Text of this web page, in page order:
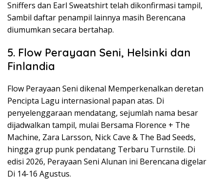
Sniffers dan Earl Sweatshirt telah dikonfirmasi tampil,
Sambil daftar penampil lainnya masih Berencana
diumumkan secara bertahap.
5. Flow Perayaan Seni, Helsinki dan
Finlandia
Flow Perayaan Seni dikenal Memperkenalkan deretan
Pencipta Lagu internasional papan atas. Di
penyelenggaraan mendatang, sejumlah nama besar
dijadwalkan tampil, mulai Bersama Florence + The
Machine, Zara Larsson, Nick Cave & The Bad Seeds,
hingga grup punk pendatang Terbaru Turnstile. Di
edisi 2026, Perayaan Seni Alunan ini Berencana digelar
Di 14-16 Agustus.